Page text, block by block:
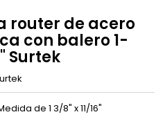
router de acero
con balero 1-
Surtek
de 1 3/8" x 11/16"